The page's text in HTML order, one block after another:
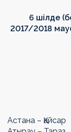
6 шілде
2017/2018
Астана – Қайсар